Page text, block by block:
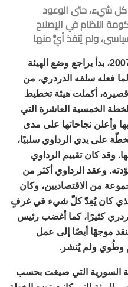
كل شيء، حتى الوعود
النظام في الإصلاح
ولم يُنفذ أيُّ منها
فبعد التحاق الرداوي بمنصبه عام 2007، بدأ يراجع وضع الهيئة
فعله سلفه الدردري، من
قصيرة، أكملت هيئة تخطيط
الخمسية العاشرة التي
سنة 2005 وتفاخر بها وأعلن نجاحاتها على مدى
تقييم الخطّة على يدي الرداوي سلبيًا،
وقد كان تقييم الرداوي
وعقد الرداوي أكثر من
من الاقتصاديين، وكان
الذي كان يُعِدّ كلّ شيء في غرفٍ
كثيرًا، كما أغضب رئيس
موجهًا أيضًا إلى عمل
وطُوي ولم يُنشر.
السورية التي صيغت بحسب